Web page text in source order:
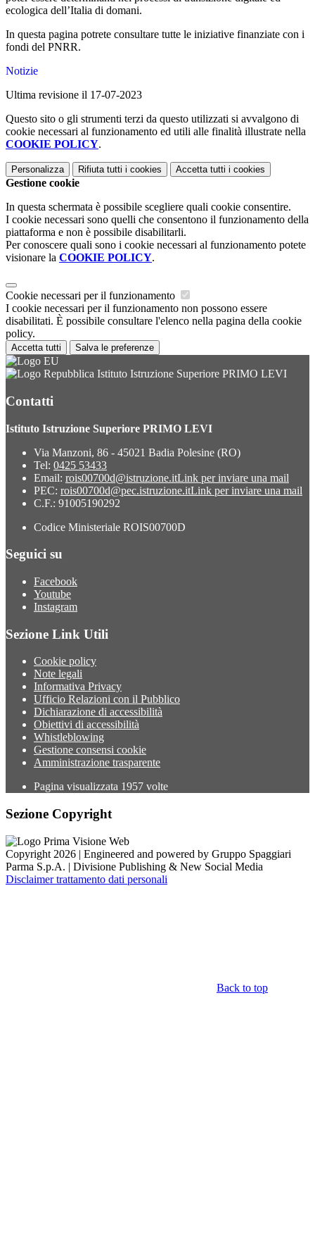
ecologica dell’Italia di domani.
In questa pagina potrete consultare tutte le iniziative finanziate con i
fondi del PNRR.
Notizie
Ultima revisione il 17-07-2023
Questo sito o gli strumenti terzi da questo utilizzati si avvalgono di
cookie necessari al funzionamento ed utili alle finalità illustrate nella
COOKIE POLICY.
Personalizza Rifiuta tutti i cookies Accetta tutti i cookies
Gestione cookie
In questa schermata è possibile scegliere quali cookie consentire.
I cookie necessari sono quelli che consentono il funzionamento della
piattaforma e non è possibile disabilitarli.
Per conoscere quali sono i cookie necessari al funzionamento potete
visionare la COOKIE POLICY.
Cookie necessari per il funzionamento
I cookie necessari per il funzionamento non possono essere
disabilitati. È possibile consultare l'elenco nella pagina della cookie
policy.
Accetta tutti Salva le preferenze
Istituto Istruzione Superiore PRIMO LEVI
Contatti
Istituto Istruzione Superiore PRIMO LEVI
Via Manzoni, 86 - 45021 Badia Polesine (RO)
Tel: 0425 53433
Email: rois00700d@istruzione.itLink per inviare una mail
PEC: rois00700d@pec.istruzione.itLink per inviare una mail
C.F.: 91005190292
Codice Ministeriale ROIS00700D
Seguici su
Facebook
Youtube
Instagram
Sezione Link Utili
Cookie policy
Note legali
Informativa Privacy
Ufficio Relazioni con il Pubblico
Dichiarazione di accessibilità
Obiettivi di accessibilità
Whistleblowing
Gestione consensi cookie
Amministrazione trasparente
Pagina visualizzata 1957 volte
Sezione Copyright
Copyright 2026 | Engineered and powered by Gruppo Spaggiari
Parma S.p.A. | Divisione Publishing & New Social Media
Disclaimer trattamento dati personali
Back to top